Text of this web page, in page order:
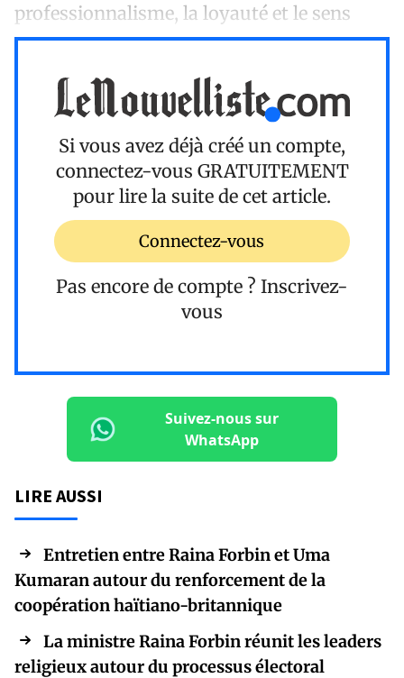
professionnalisme, la loyauté et le sens
Si vous avez déjà créé un compte,
connectez-vous GRATUITEMENT
pour lire la suite de cet article.
Connectez-vous
Pas encore de compte ? Inscrivez-
vous
Suivez-nous sur
WhatsApp
LIRE AUSSI
Entretien entre Raina Forbin et Uma
Kumaran autour du renforcement de la
coopération haïtiano-britannique
La ministre Raina Forbin réunit les leaders
religieux autour du processus électoral